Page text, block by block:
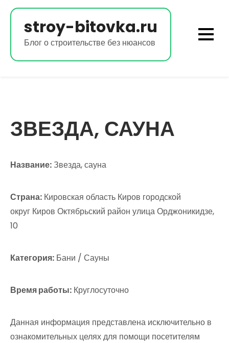
Перейти
содержимому
stroy-bitovka.ru
Блог о строительстве без нюансов
ЗВЕЗДА, САУНА
Название:Звезда, сауна
Страна: Кировская область Киров городской
округ Киров Октябрьский район улица Орджоникидзе,
10
Категория: Бани / Сауны
Время работы: Круглосуточно
Данная информация представлена исключительно в
ознакомительных целях для помощи посетителям